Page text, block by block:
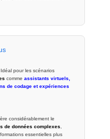
Idéal pour les scénarios
commeassistants virtuels,
de codage et expériences
considérablement le
de données complexes,
essentielles plus